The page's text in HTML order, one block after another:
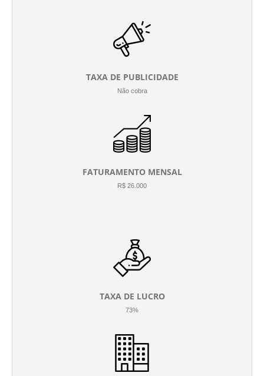
TAXA DE PUBLICIDADE
Não cobra
FATURAMENTO MENSAL
R$ 26.000
TAXA DE LUCRO
73%